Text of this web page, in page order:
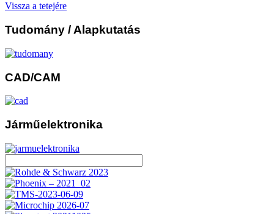
Vissza a tetejére
Tudomány / Alapkutatás
CAD/CAM
Járműelektronika